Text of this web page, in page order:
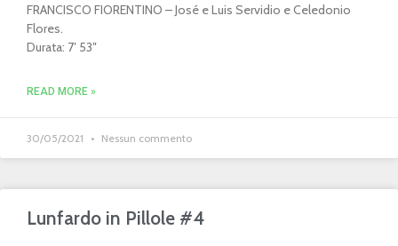
FRANCISCO FIORENTINO – José e Luis Servidio e Celedonio
Flores.
Durata: 7′ 53″
READ MORE »
30/05/2021 Nessun commento
Lunfardo in Pillole #4